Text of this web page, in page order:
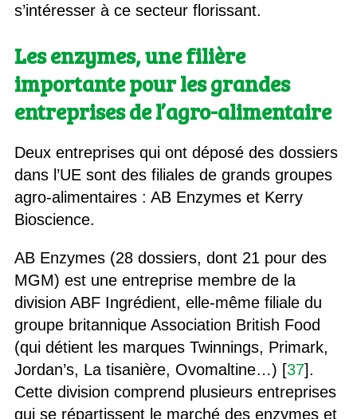
s’intéresser à ce secteur florissant.
Les enzymes, une filière
importante pour les grandes
entreprises de l’agro-alimentaire
Deux entreprises qui ont déposé des dossiers
dans l’UE sont des filiales de grands groupes
agro-alimentaires : AB Enzymes et Kerry
Bioscience.
AB Enzymes (28 dossiers, dont 21 pour des
MGM) est une entreprise membre de la
division ABF Ingrédient, elle-même filiale du
groupe britannique Association British Food
(qui détient les marques Twinnings, Primark,
Jordan’s, La tisanière, Ovomaltine…) [37].
Cette division comprend plusieurs entreprises
qui se répartissent le marché des enzymes et